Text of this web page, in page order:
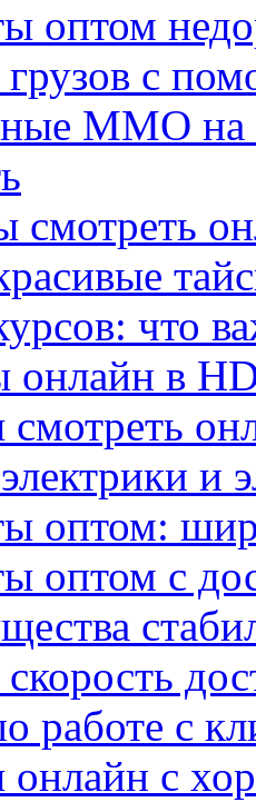
оптом
с
MMO
смотреть
что
в
и
оптом:
оптом с
работе с
с